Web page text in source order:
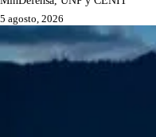
5 agosto, 2026